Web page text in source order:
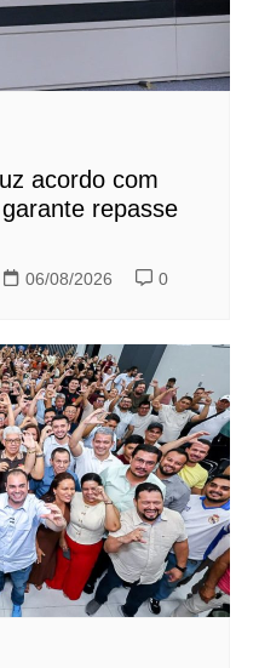
acordo com
repasse
06/08/2026 0